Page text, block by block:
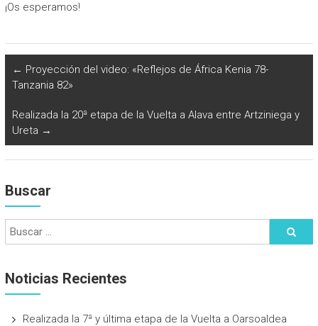
¡Os esperamos!
← Proyección del video: «Reflejos de África Kenia 78-
Tanzania 82»
Realizada la 20ª etapa de la Vuelta a Alava entre Artziniega y
Ureta →
Buscar
Noticias Recientes
Realizada la 7ª y última etapa de la Vuelta a Oarsoaldea